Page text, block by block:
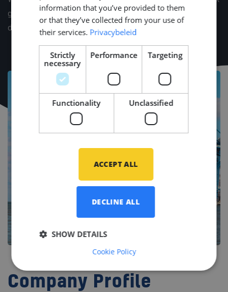
gesprek, zodat we u een aanbod op maat kunnen doen
dat aansluit bij uw situatie.
Company Profile
information that you’ve provided to them
or that they’ve collected from your use of
their services. Privacybeleid
Strictly
necessary
Performance Targeting
Functionality Unclassified
ACCEPT ALL
DECLINE ALL
SHOW DETAILS
Cookie Policy